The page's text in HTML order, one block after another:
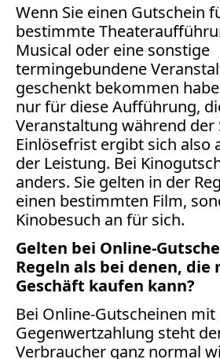
Wenn Sie einen Gutschein
bestimmte
Musical oder eine sonstige
termingebundene
geschenkt bekommen
nur für diese Aufführung,
Veranstaltung während der
Einlösefrist ergibt sich also
der Leistung. Bei
anders. Sie gelten in der
einen bestimmten Film,
Kinobesuch an für sich.
Gelten bei Online-
Regeln als bei denen, die
Geschäft kaufen kann?
Bei Online-Gutscheinen mit
Gegenwertzahlung steht
Verbraucher ganz normal